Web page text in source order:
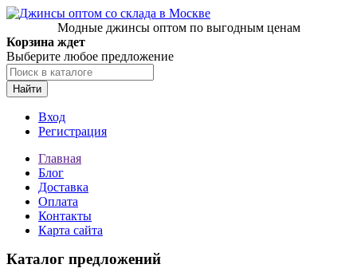
Модные джинсы оптом по выгодным ценам
Корзина ждет
Выберите любое предложение
Найти
Вход
Регистрация
Главная
Блог
Доставка
Оплата
Контакты
Карта сайта
Каталог предложений